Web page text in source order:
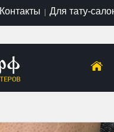
Контакты | Для тату-